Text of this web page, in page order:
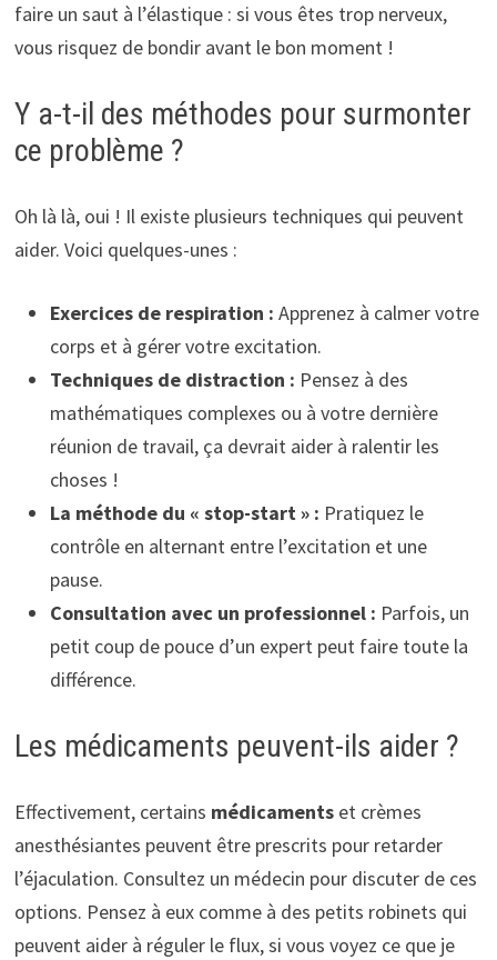
faire un saut à l’élastique : si vous êtes trop nerveux,
vous risquez de bondir avant le bon moment !
Y a-t-il des méthodes pour surmonter
ce problème ?
Oh là là, oui ! Il existe plusieurs techniques qui peuvent
aider. Voici quelques-unes :
Exercices de respiration : Apprenez à calmer votre
corps et à gérer votre excitation.
Techniques de distraction : Pensez à des
mathématiques complexes ou à votre dernière
réunion de travail, ça devrait aider à ralentir les
choses !
La méthode du « stop-start » : Pratiquez le
contrôle en alternant entre l’excitation et une
pause.
Consultation avec un professionnel : Parfois, un
petit coup de pouce d’un expert peut faire toute la
différence.
Les médicaments peuvent-ils aider ?
Effectivement, certains médicamentset crèmes
anesthésiantes peuvent être prescrits pour retarder
l’éjaculation. Consultez un médecin pour discuter de ces
options. Pensez à eux comme à des petits robinets qui
peuvent aider à réguler le flux, si vous voyez ce que je